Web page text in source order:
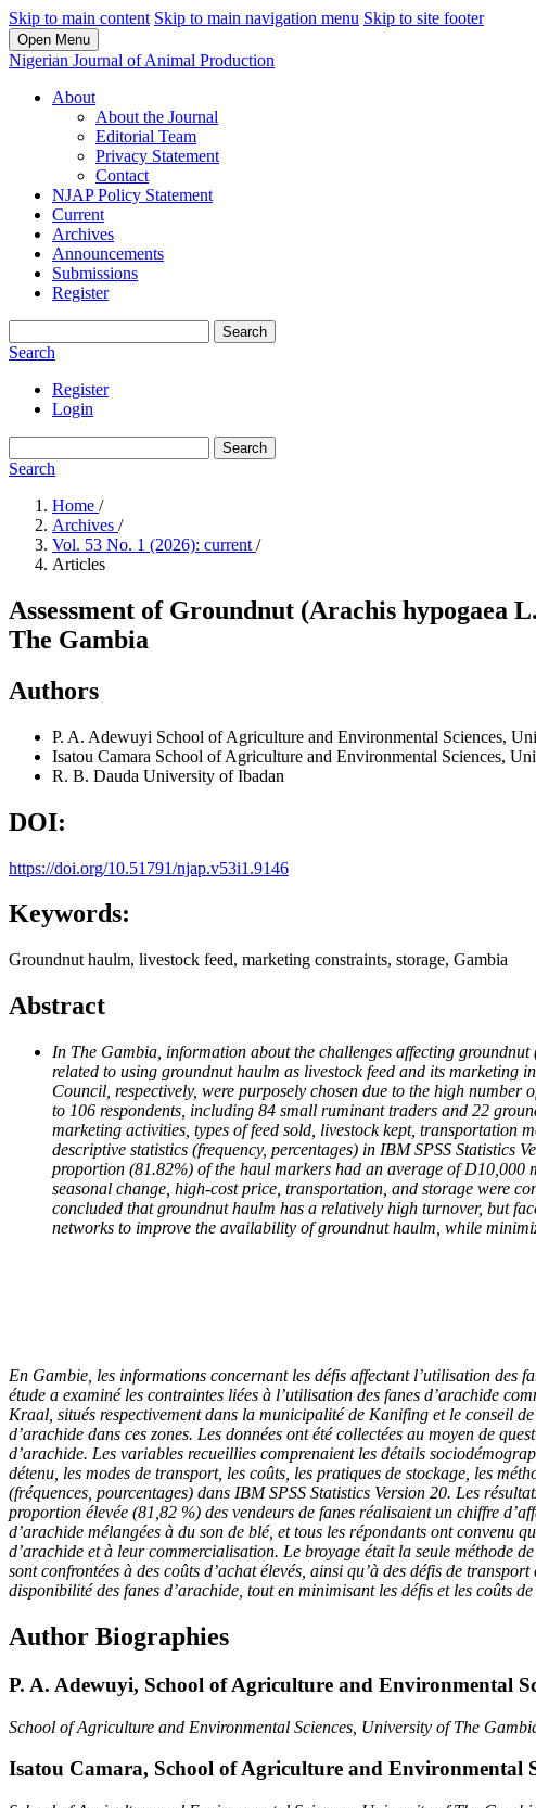
Skip to main content Skip to main navigation menu Skip to site footer
Open Menu
Nigerian Journal of Animal Production
About
About the Journal
Editorial Team
Privacy Statement
Contact
NJAP Policy Statement
Current
Archives
Announcements
Submissions
Register
Search
Search
Register
Login
Search
Search
Home /
Archives /
Vol. 53 No. 1 (2026): current /
Articles
Assessment of Groundnut (Arachis
The Gambia
Authors
P. A. Adewuyi School of Agriculture and Environmental Sciences,
Isatou Camara School of Agriculture and Environmental Sciences,
R. B. Dauda University of Ibadan
DOI:
https://doi.org/10.51791/njap.v53i1.9146
Keywords:
Groundnut haulm, livestock feed, marketing constraints, storage, Gambia
Abstract
In The Gambia, information about the challenges affecting
related to using groundnut haulm as livestock feed and its
Council, respectively, were purposely chosen due to the high
to 106 respondents, including 84 small ruminant traders and 22
marketing activities, types of feed sold, livestock kept, transportation
descriptive statistics (frequency, percentages) in IBM SPSS
proportion (81.82%) of the haul markers had an average of D10,000
seasonal change, high-cost price, transportation, and storage were
concluded that groundnut haulm has a relatively high turnover, but
networks to improve the availability of groundnut haulm, while
En Gambie, les informations concernant les défis affectant l’utilisation des
étude a examiné les contraintes liées à l’utilisation des fanes d’arachide
Kraal, situés respectivement dans la municipalité de Kanifing et le conseil
d’arachide dans ces zones. Les données ont été collectées au moyen de
d’arachide. Les variables recueillies comprenaient les détails
détenu, les modes de transport, les coûts, les pratiques de stockage, les
(fréquences, pourcentages) dans IBM SPSS Statistics Version 20. Les
proportion élevée (81,82 %) des vendeurs de fanes réalisaient un chiffre
d’arachide mélangées à du son de blé, et tous les répondants ont convenu
d’arachide et à leur commercialisation. Le broyage était la seule méthode
sont confrontées à des coûts d’achat élevés, ainsi qu’à des défis de
disponibilité des fanes d’arachide, tout en minimisant les défis et les coûts
Author Biographies
P. A. Adewuyi, School of Agriculture and Environmental
School of Agriculture and Environmental Sciences, University of The
Isatou Camara, School of Agriculture and Environmental